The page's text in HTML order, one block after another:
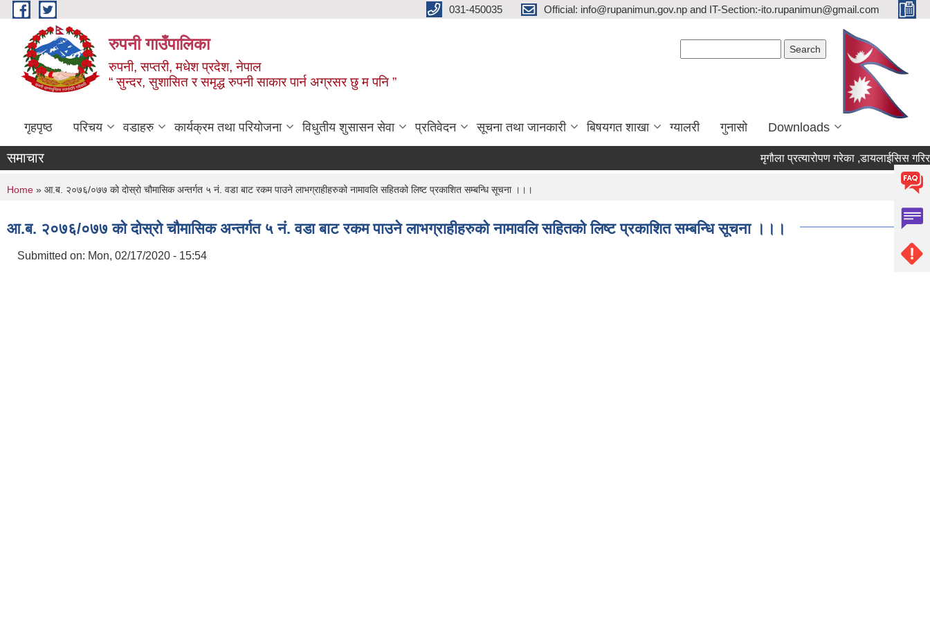
Skip to main content 031-450035 Official: info@rupanimun.gov.np and IT-Section:-ito.rupanimun@gmail.com
रुपनी गाउँपालिका
रुपनी, सप्तरी, मधेश प्रदेश, नेपाल
“ सुन्दर, सुशासित र समृद्ध रुपनी साकार पार्न अग्रसर छु म पनि ”
गृहपृष्ठ परिचय वडाहरु कार्यक्रम तथा परियोजना विधुतीय शुसासन सेवा प्रतिवेदन सूचना तथा जानकारी बिषयगत शाखा ग्यालरी गुनासो Downloads
समाचार मृगौला प्रत्यारोपण गरेका ,डायलाईसिस
You are here
Home » आ.ब. २०७६/०७७ को दोस्रो चौमासिक अन्तर्गत ५ नं. वडा बाट रकम पाउने लाभग्राहीहरुको नामावलि सहितको लिष्ट प्रकाशित सम्बन्धि सूचना ।।।
आ.ब. २०७६/०७७ को दोस्रो चौमासिक अन्तर्गत ५ नं. वडा बाट रकम पाउने लाभग्राहीहरुको नामावलि सहितको लिष्ट प्रकाशित सम्बन्धि सूचना ।।।
Submitted on: Mon, 02/17/2020 - 15:54